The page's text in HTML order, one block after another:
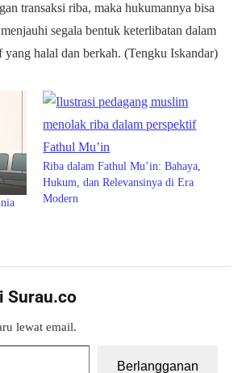
transaksi riba, maka hukumannya bisa
segala bentuk keterlibatan dalam
yang halal dan berkah. (Tengku Iskandar)
Riba dalam Fathul Mu’in: Bahaya,
Hukum, dan Relevansinya di Era
Modern
Surau.co
lewat email.
Berlangganan